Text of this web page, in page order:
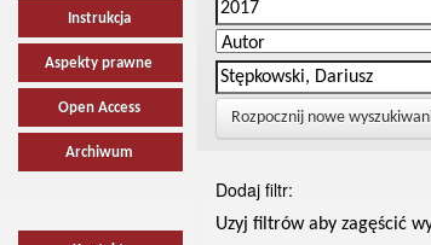
Instrukcja
Aspekty prawne
Open Access
Archiwum
Rozpocznij nowe
Dodaj filtr:
Uzyj filtrów aby zagęścić